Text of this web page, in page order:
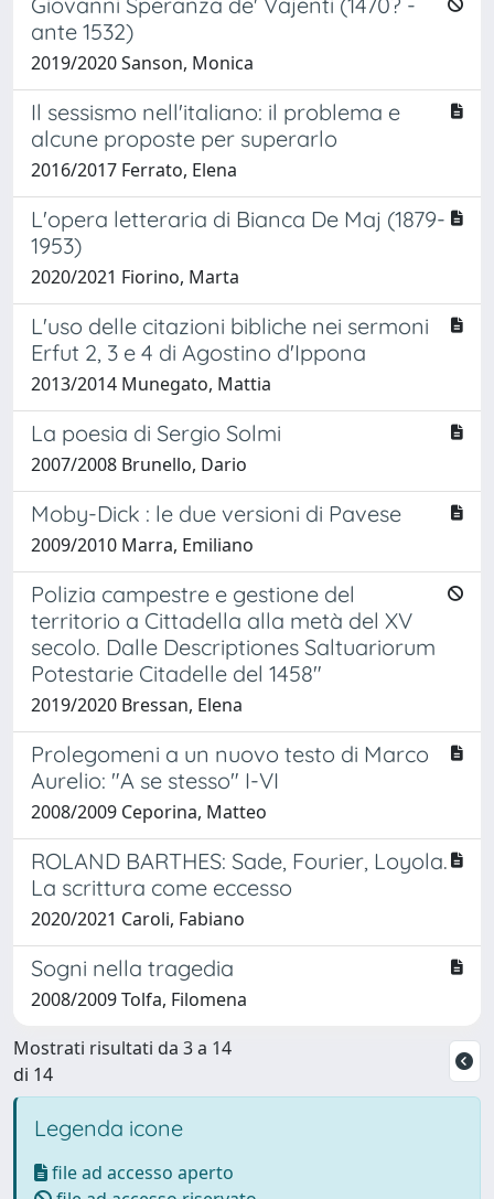
ante 1532)
2019/2020 Sanson, Monica
Il sessismo nell'italiano: il problema e
alcune proposte per superarlo
2016/2017 Ferrato, Elena
L'opera letteraria di Bianca De Maj (1879-
1953)
2020/2021 Fiorino, Marta
L'uso delle citazioni bibliche nei sermoni
Erfut 2, 3 e 4 di Agostino d'Ippona
2013/2014 Munegato, Mattia
La poesia di Sergio Solmi
2007/2008 Brunello, Dario
Moby-Dick : le due versioni di Pavese
2009/2010 Marra, Emiliano
Polizia campestre e gestione del
territorio a Cittadella alla metà del XV
secolo. Dalle Descriptiones Saltuariorum
Potestarie Citadelle del 1458"
2019/2020 Bressan, Elena
Prolegomeni a un nuovo testo di Marco
Aurelio: "A se stesso" I-VI
2008/2009 Ceporina, Matteo
ROLAND BARTHES: Sade, Fourier, Loyola.
La scrittura come eccesso
2020/2021 Caroli, Fabiano
Sogni nella tragedia
2008/2009 Tolfa, Filomena
Mostrati risultati da 3 a 14
di 14
Legenda icone
file ad accesso aperto